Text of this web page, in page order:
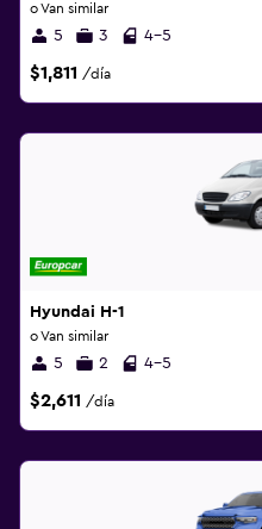
o Van similar
5 3 4-5
$1,811 /día
Hyundai H-1
o Van similar
5 2 4-5
$2,611 /día